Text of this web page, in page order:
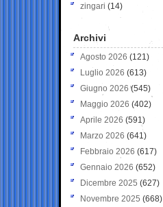
zingari (14)
Archivi
Agosto 2026 (121)
Luglio 2026 (613)
Giugno 2026 (545)
Maggio 2026 (402)
Aprile 2026 (591)
Marzo 2026 (641)
Febbraio 2026 (617)
Gennaio 2026 (652)
Dicembre 2025 (627)
Novembre 2025 (668)